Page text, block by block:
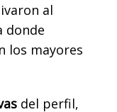
al
donde
los mayores
del perfil,